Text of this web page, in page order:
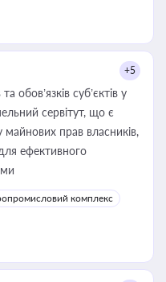
+5
обов’язків суб’єктів у
сервітут, що є
прав власників,
ефективного
комплекс